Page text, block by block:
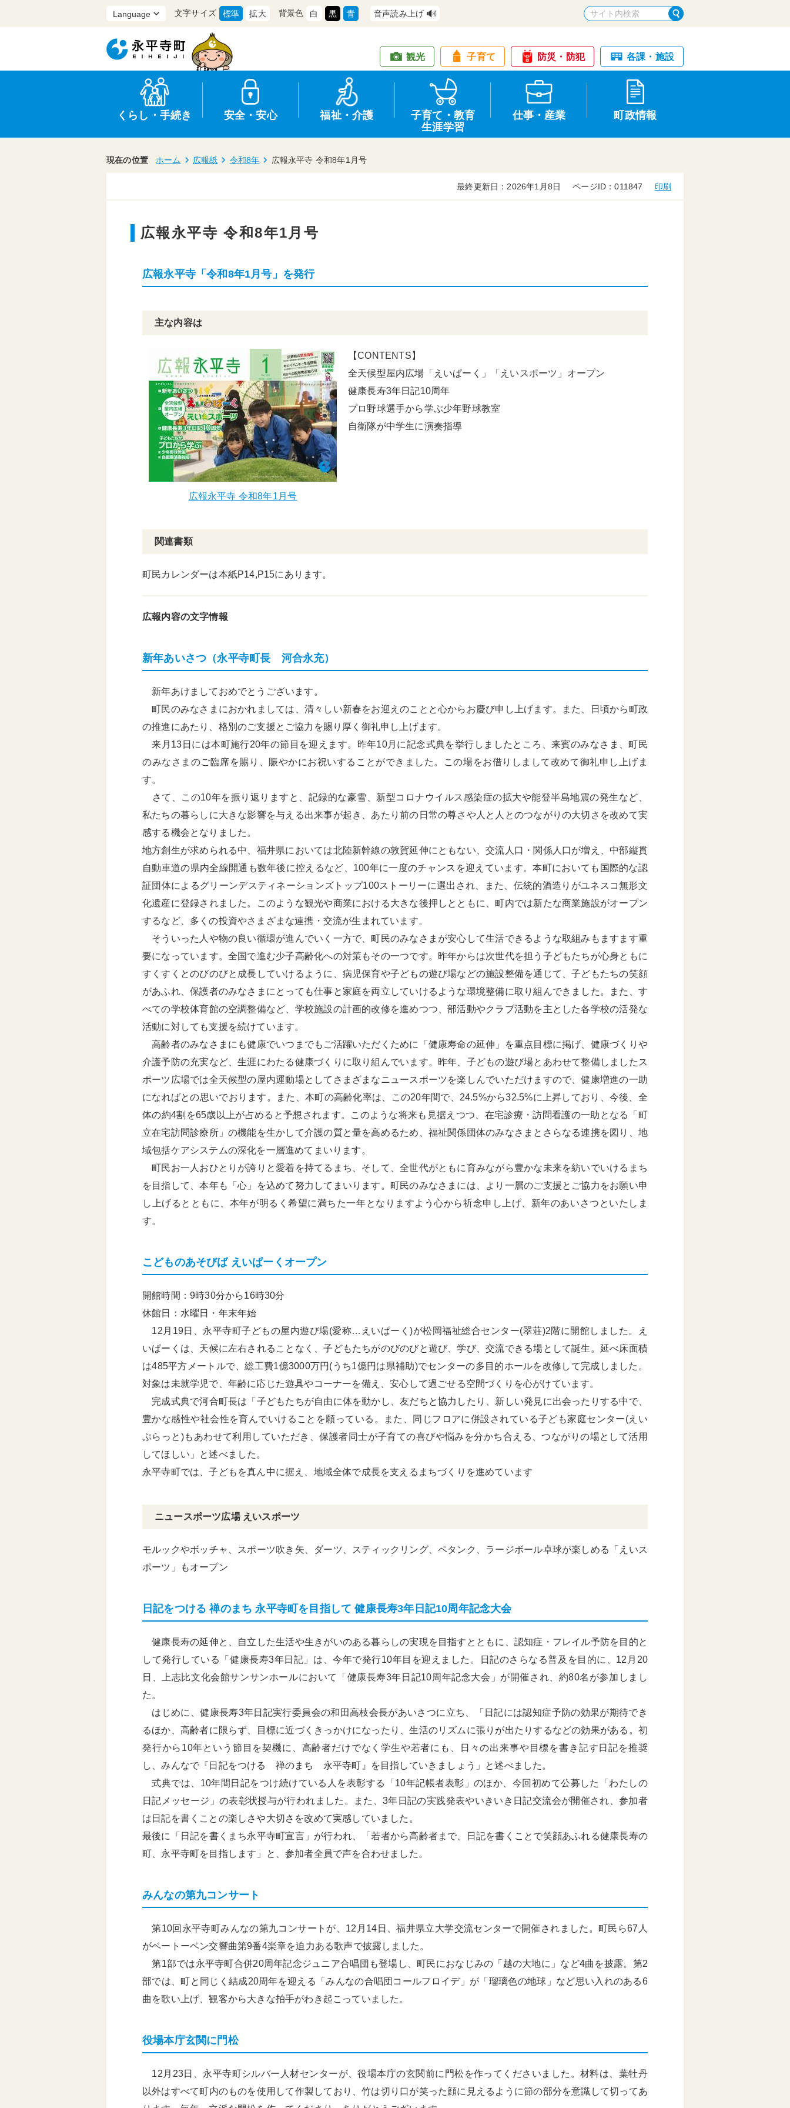
観光 子育て 防災・防犯 各課・施設
くらし・手続き 安全・安心 福祉・介護
子育て・教育
生涯学習
仕事・産業 町政情報
基本構想・計画
頑張る地方応援プロ
文字サイズ 標準 拡大 背景色 白 黒 青 音声読み上げ
現在の位置 ホーム 広報紙 令和8年 広報永平寺 令和8年1月号
最終更新日：2026年1月8日 ページID：011847 印刷
広報永平寺 令和8年1月号
広報永平寺「令和8年1月号」を発行
主な内容は
広報永平寺 令和8年1月号
【CONTENTS】
全天候型屋内広場「えいぱーく」「えいスポーツ」オープン
健康長寿3年日記10周年
プロ野球選手から学ぶ少年野球教室
自衛隊が中学生に演奏指導
関連書類
町民カレンダーは本紙P14,P15にあります。
広報内容の文字情報
新年あいさつ（永平寺町長 河合永充）
新年あけましておめでとうございます。
町民のみなさまにおかれましては、清々しい新春をお迎えのことと心からお慶び申し上げます。また、日頃から町政
の推進にあたり、格別のご支援とご協力を賜り厚く御礼申し上げます。
来月13日には本町施行20年の節目を迎えます。昨年10月に記念式典を挙行しましたところ、来賓のみなさま、町民
のみなさまのご臨席を賜り、賑やかにお祝いすることができました。この場をお借りしまして改めて御礼申し上げま
す。
さて、この10年を振り返りますと、記録的な豪雪、新型コロナウイルス感染症の拡大や能登半島地震の発生など、
私たちの暮らしに大きな影響を与える出来事が起き、あたり前の日常の尊さや人と人とのつながりの大切さを改めて実
感する機会となりました。
地方創生が求められる中、福井県においては北陸新幹線の敦賀延伸にともない、交流人口・関係人口が増え、中部縦貫
自動車道の県内全線開通も数年後に控えるなど、100年に一度のチャンスを迎えています。本町においても国際的な認
証団体によるグリーンデスティネーションズトップ100ストーリーに選出され、また、伝統的酒造りがユネスコ無形文
化遺産に登録されました。このような観光や商業における大きな後押しとともに、町内では新たな商業施設がオープン
するなど、多くの投資やさまざまな連携・交流が生まれています。
そういった人や物の良い循環が進んでいく一方で、町民のみなさまが安心して生活できるような取組みもますます重
要になっています。全国で進む少子高齢化への対策もその一つです。昨年からは次世代を担う子どもたちが心身ともに
すくすくとのびのびと成長していけるように、病児保育や子どもの遊び場などの施設整備を通じて、子どもたちの笑顔
があふれ、保護者のみなさまにとっても仕事と家庭を両立していけるような環境整備に取り組んできました。また、す
べての学校体育館の空調整備など、学校施設の計画的改修を進めつつ、部活動やクラブ活動を主とした各学校の活発な
活動に対しても支援を続けています。
高齢者のみなさまにも健康でいつまでもご活躍いただくために「健康寿命の延伸」を重点目標に掲げ、健康づくりや
介護予防の充実など、生涯にわたる健康づくりに取り組んでいます。昨年、子どもの遊び場とあわせて整備しましたス
ポーツ広場では全天候型の屋内運動場としてさまざまなニュースポーツを楽しんでいただけますので、健康増進の一助
になればとの思いでおります。また、本町の高齢化率は、この20年間で、24.5%から32.5%に上昇しており、今後、全
体の約4割を65歳以上が占めると予想されます。このような将来も見据えつつ、在宅診療・訪問看護の一助となる「町
立在宅訪問診療所」の機能を生かして介護の質と量を高めるため、福祉関係団体のみなさまとさらなる連携を図り、地
域包括ケアシステムの深化を一層進めてまいります。
町民お一人おひとりが誇りと愛着を持てるまち、そして、全世代がともに育みながら豊かな未来を紡いでいけるまち
を目指して、本年も「心」を込めて努力してまいります。町民のみなさまには、より一層のご支援とご協力をお願い申
し上げるとともに、本年が明るく希望に満ちた一年となりますよう心から祈念申し上げ、新年のあいさつといたしま
す。
こどものあそびば えいぱーくオープン
開館時間：9時30分から16時30分
休館日：水曜日・年末年始
12月19日、永平寺町子どもの屋内遊び場(愛称…えいぱーく)が松岡福祉総合センター(翠荘)2階に開館しました。え
いぱーくは、天候に左右されることなく、子どもたちがのびのびと遊び、学び、交流できる場として誕生。延べ床面積
は485平方メートルで、総工費1億3000万円(うち1億円は県補助)でセンターの多目的ホールを改修して完成しました。
対象は未就学児で、年齢に応じた遊具やコーナーを備え、安心して過ごせる空間づくりを心がけています。
完成式典で河合町長は「子どもたちが自由に体を動かし、友だちと協力したり、新しい発見に出会ったりする中で、
豊かな感性や社会性を育んでいけることを願っている。また、同じフロアに併設されている子ども家庭センター(えい
ぷらっと)もあわせて利用していただき、保護者同士が子育ての喜びや悩みを分かち合える、つながりの場として活用
してほしい」と述べました。
永平寺町では、子どもを真ん中に据え、地域全体で成長を支えるまちづくりを進めています
ニュースポーツ広場 えいスポーツ
モルックやボッチャ、スポーツ吹き矢、ダーツ、スティックリング、ペタンク、ラージボール卓球が楽しめる「えいス
ポーツ」もオープン
日記をつける 禅のまち 永平寺町を目指して 健康長寿3年日記10周年記念大会
健康長寿の延伸と、自立した生活や生きがいのある暮らしの実現を目指すとともに、認知症・フレイル予防を目的と
して発行している「健康長寿3年日記」は、今年で発行10年目を迎えました。日記のさらなる普及を目的に、12月20
日、上志比文化会館サンサンホールにおいて「健康長寿3年日記10周年記念大会」が開催され、約80名が参加しまし
た。
はじめに、健康長寿3年日記実行委員会の和田高枝会長があいさつに立ち、「日記には認知症予防の効果が期待でき
るほか、高齢者に限らず、目標に近づくきっかけになったり、生活のリズムに張りが出たりするなどの効果がある。初
発行から10年という節目を契機に、高齢者だけでなく学生や若者にも、日々の出来事や目標を書き記す日記を推奨
し、みんなで『日記をつける 禅のまち 永平寺町』を目指していきましょう」と述べました。
式典では、10年間日記をつけ続けている人を表彰する「10年記帳者表彰」のほか、今回初めて公募した「わたしの
日記メッセージ」の表彰状授与が行われました。また、3年日記の実践発表やいきいき日記交流会が開催され、参加者
は日記を書くことの楽しさや大切さを改めて実感していました。
最後に「日記を書くまち永平寺町宣言」が行われ、「若者から高齢者まで、日記を書くことで笑顔あふれる健康長寿の
町、永平寺町を目指します」と、参加者全員で声を合わせました。
みんなの第九コンサート
第10回永平寺町みんなの第九コンサートが、12月14日、福井県立大学交流センターで開催されました。町民ら67人
がベートーベン交響曲第9番4楽章を迫力ある歌声で披露しました。
第1部では永平寺町合併20周年記念ジュニア合唱団も登場し、町民におなじみの「越の大地に」など4曲を披露。第2
部では、町と同じく結成20周年を迎える「みんなの合唱団コールフロイデ」が「瑠璃色の地球」など思い入れのある6
曲を歌い上げ、観客から大きな拍手がわき起こっていました。
役場本庁玄関に門松
12月23日、永平寺町シルバー人材センターが、役場本庁の玄関前に門松を作ってくださいました。材料は、葉牡丹
以外はすべて町内のものを使用して作製しており、竹は切り口が笑った顔に見えるように節の部分を意識して切ってあ